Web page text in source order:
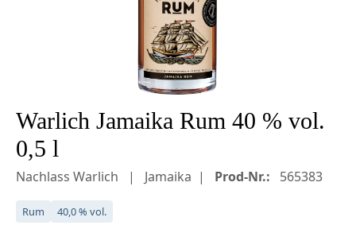
Warlich Jamaika Rum 40 % vol.
0,5 l
Nachlass Warlich Jamaika Prod-Nr.: 565383
Rum 40,0 % vol.